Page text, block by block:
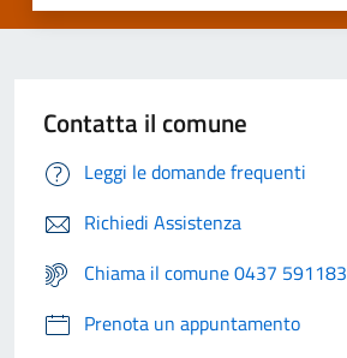
Contatta il comune
Leggi le domande frequenti
Richiedi Assistenza
Chiama il comune 0437 591183
Prenota un appuntamento